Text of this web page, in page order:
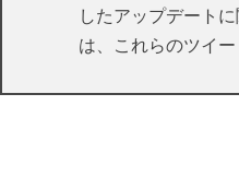
したアップデート
は、これらのツイー